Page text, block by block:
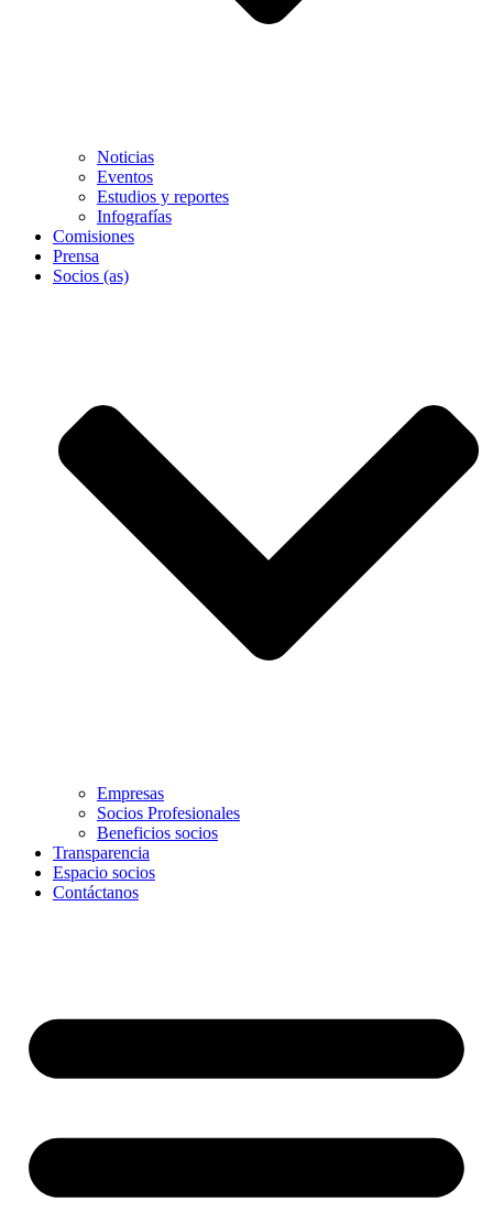
Noticias
Eventos
Estudios y reportes
Infografías
Comisiones
Prensa
Socios (as)
Empresas
Socios Profesionales
Beneficios socios
Transparencia
Espacio socios
Contáctanos